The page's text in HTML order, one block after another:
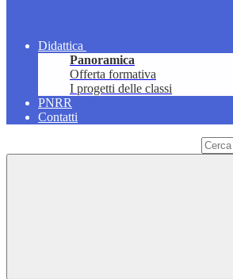
Didattica
Panoramica
Offerta formativa
I progetti delle classi
PNRR
Contatti